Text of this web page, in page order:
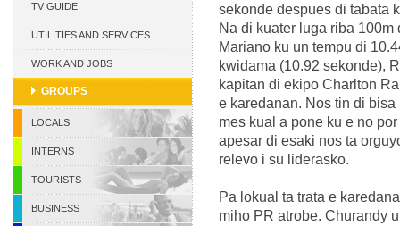
TV GUIDE
UTILITIES AND SERVICES
WORK AND JOBS
GROUPS
LOCALS
INTERNS
TOURISTS
BUSINESS
sekonde despues di tabata
Na di kuater luga riba
Mariano ku un tempu di
kwidama (10.92 sekonde),
kapitan di ekipo Charlton
e karedanan. Nos tin di
mes kual a pone ku e no
apesar di esaki nos ta
relevo i su liderasko.
Pa lokual ta trata e
miho PR atrobe. Churandy